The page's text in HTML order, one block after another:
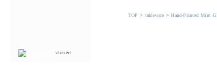
TOP > tableware >Hand-Painted Mint
closed